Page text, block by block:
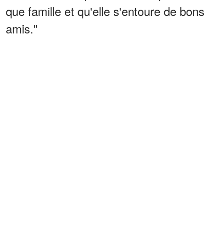
que famille et qu'elle s'entoure de bons
amis."